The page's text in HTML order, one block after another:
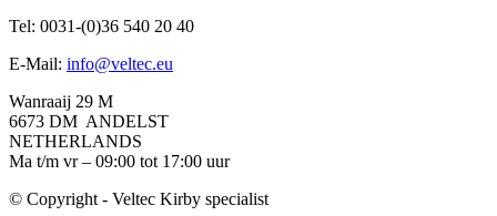
Tel: 0031-(0)36 540 20 40
E-Mail: info@veltec.eu
Wanraaij 29 M
6673 DM ANDELST
NETHERLANDS
Ma t/m vr – 09:00 tot 17:00 uur
© Copyright - Veltec Kirby specialist